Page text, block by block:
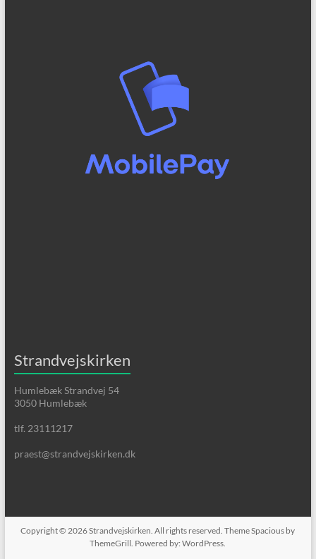
Strandvejskirken
Humlebæk Strandvej 54
3050 Humlebæk
tlf. 23111217
praest@strandvejskirken.dk
Copyright © 2026Strandvejskirken . All rights reserved. ThemeSpacious by
ThemeGrill. Powered by:WordPress